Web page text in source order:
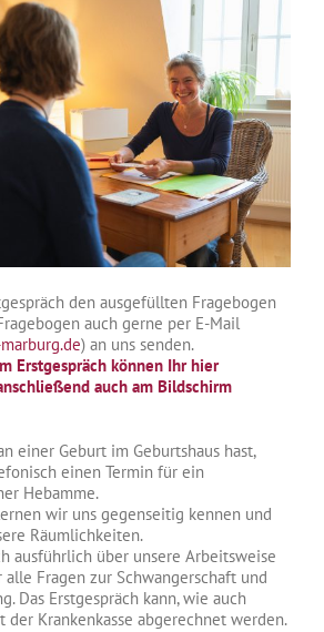
den ausgefüllten Fragebogen
auch gerne per E-Mail
) an uns senden.
Erstgespräch können Ihr hier
auch am Bildschirm
einer Geburt im Geburtshaus hast,
einen Termin für ein
Hebamme.
wir uns gegenseitig kennen und
Räumlichkeiten.
ausführlich über unsere Arbeitsweise
Fragen zur Schwangerschaft und
Das Erstgespräch kann, wie auch
der Krankenkasse abgerechnet werden.